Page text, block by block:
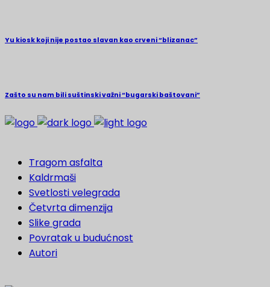
Yu kiosk koji nije postao slavan kao crveni “blizanac”
Zašto su nam bili suštinski važni “bugarski baštovani”
Tragom asfalta
Kaldrmaši
Svetlosti velegrada
Četvrta dimenzija
Slike grada
Povratak u budućnost
Autori